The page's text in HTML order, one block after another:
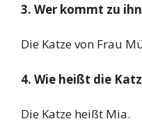
3. Wer kommt zu
Die Katze von Frau
4. Wie heißt die
Die Katze heißt Mia.